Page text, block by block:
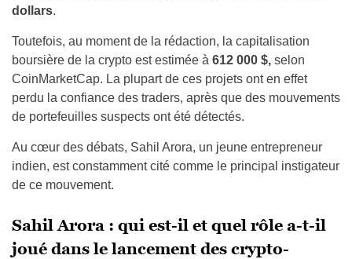
dollars.
Toutefois, au moment de la rédaction, la capitalisation
boursière de la crypto est estimée à 612 000 $, selon
CoinMarketCap. La plupart de ces projets ont en effet
perdu la confiance des traders, après que des mouvements
de portefeuilles suspects ont été détectés.
Au cœur des débats, Sahil Arora, un jeune entrepreneur
indien, est constamment cité comme le principal instigateur
de ce mouvement.
Sahil Arora : qui est-il et quel rôle a-t-il
joué dans le lancement des crypto-